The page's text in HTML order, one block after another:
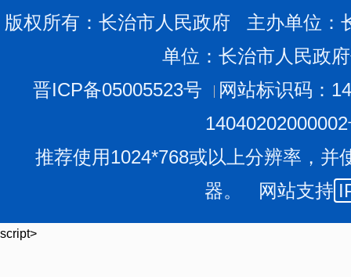
版权所有：长治市人民政府 主办单位
单位：长治市人民政
晋ICP备05005523号
网站标识码：
推荐使用1024*768或以上分辨率，并
器。 网站支持
script>